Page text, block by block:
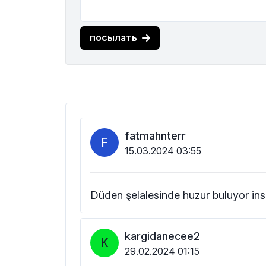
посылать
F fatmahnterr
15.03.2024 03:55
Düden şelalesinde huzur buluyor
K kargidanecee2
29.02.2024 01:15